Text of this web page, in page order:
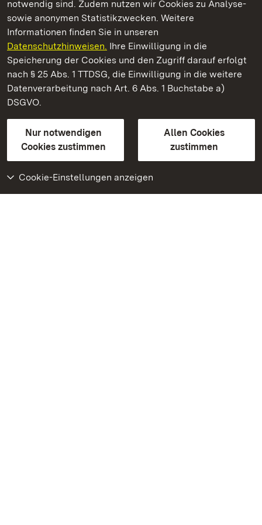
notwendig sind. Zudem nutzen wir Cookies zu Analyse-
sowie anonymen Statistikzwecken. Weitere
Informationen finden Sie in unseren
Datenschutzhinweisen. Ihre Einwilligung in die
Speicherung der Cookies und den Zugriff darauf erfolgt
nach § 25 Abs. 1 TTDSG, die Einwilligung in die weitere
Datenverarbeitung nach Art. 6 Abs. 1 Buchstabe a)
DSGVO.
Nur notwendigen
Cookies zustimmen
Allen Cookies
zustimmen
Cookie-Einstellungen anzeigen
Kloster Hirsau
Staatliche Schlösser und Gärten Baden-Württemberg
Kontakt
GebärdenspracheLeichte Sprache
Erklärung zur Barrierefreiheit
BITV-konform (geprüfte Seiten)
Weiteres